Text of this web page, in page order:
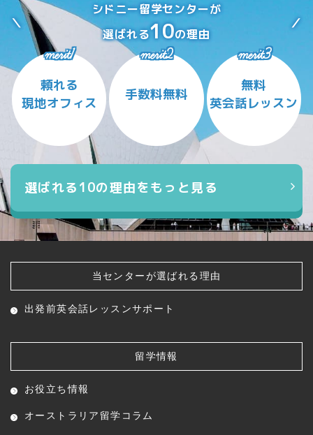
シドニー留学センターが
選ばれる10の理由
merit1
頼れる
現地オフィス
merit2
手数料無料
merit3
無料
英会話レッスン
選ばれる10の理由をもっと見る
当センターが選ばれる理由
出発前英会話レッスンサポート
留学情報
お役立ち情報
オーストラリア留学コラム